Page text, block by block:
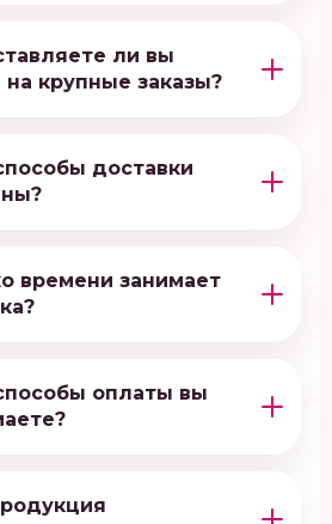
ли вы
на крупные заказы?
доставки
времени занимает
оплаты вы